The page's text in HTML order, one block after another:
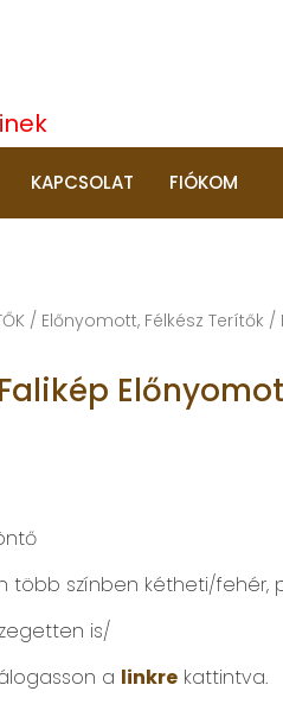
KAPCSOLAT FIÓKOM
/ Előnyomott, Félkész Terítők /
több színben kétheti/fehér,
is/
a linkre kattintva.